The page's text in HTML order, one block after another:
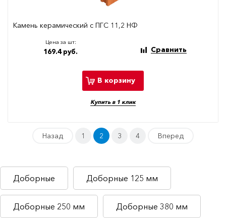
Камень керамический с ПГС 11,2 НФ
Цена за шт:
169.4 руб. Сравнить
В корзину
Купить в 1 клик
Назад 1 2 3 4 Вперед
Доборные Доборные 125 мм
Доборные 250 мм Доборные 380 мм